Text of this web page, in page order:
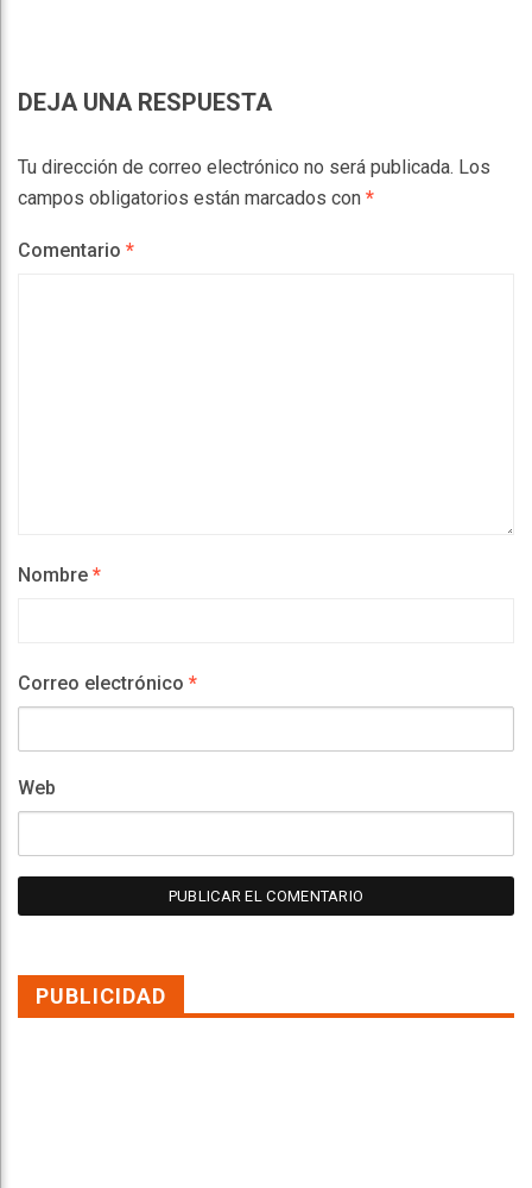
DEJA UNA RESPUESTA
Tu dirección de correo electrónico no será publicada. Los
campos obligatorios están marcados con *
Comentario *
Nombre *
Correo electrónico *
Web
PUBLICIDAD